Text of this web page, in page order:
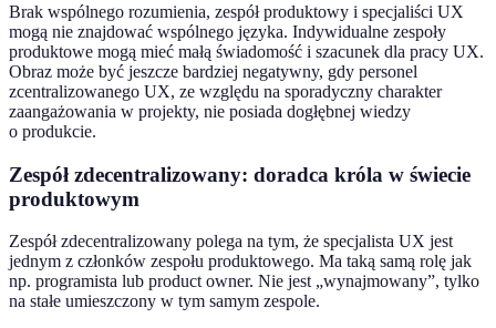
Brak wspólnego rozumienia, zespół produktowy i specjaliści UX
mogą nie znajdować wspólnego języka. Indywidualne zespoły
produktowe mogą mieć małą świadomość i szacunek dla pracy UX.
Obraz może być jeszcze bardziej negatywny, gdy personel
zcentralizowanego UX, ze względu na sporadyczny charakter
zaangażowania w projekty, nie posiada dogłębnej wiedzy
o produkcie.
Zespół zdecentralizowany: doradca króla w świecie
produktowym
Zespół zdecentralizowany polega na tym, że specjalista UX jest
jednym z członków zespołu produktowego. Ma taką samą rolę jak
np. programista lub product owner. Nie jest „wynajmowany”, tylko
na stałe umieszczony w tym samym zespole.